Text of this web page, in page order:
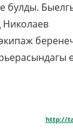
булды.
http://